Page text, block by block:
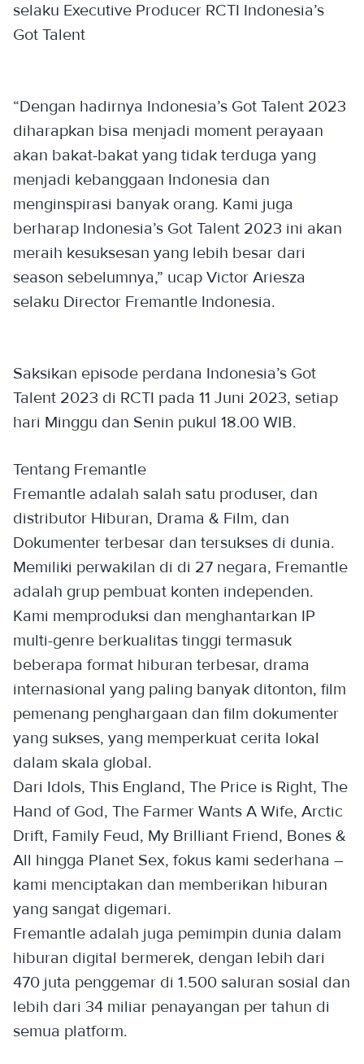
selaku Executive Producer RCTI Indonesia’s
Got Talent
“Dengan hadirnya Indonesia’s Got Talent 2023
diharapkan bisa menjadi moment perayaan
akan bakat-bakat yang tidak terduga yang
menjadi kebanggaan Indonesia dan
menginspirasi banyak orang. Kami juga
berharap Indonesia’s Got Talent 2023 ini akan
meraih kesuksesan yang lebih besar dari
season sebelumnya,” ucap Victor Ariesza
selaku Director Fremantle Indonesia.
Saksikan episode perdana Indonesia’s Got
Talent 2023 di RCTI pada 11 Juni 2023, setiap
hari Minggu dan Senin pukul 18.00 WIB.
Tentang Fremantle
Fremantle adalah salah satu produser, dan
distributor Hiburan, Drama & Film, dan
Dokumenter terbesar dan tersukses di dunia.
Memiliki perwakilan di di 27 negara, Fremantle
adalah grup pembuat konten independen.
Kami memproduksi dan menghantarkan IP
multi-genre berkualitas tinggi termasuk
beberapa format hiburan terbesar, drama
internasional yang paling banyak ditonton, film
pemenang penghargaan dan film dokumenter
yang sukses, yang memperkuat cerita lokal
dalam skala global.
Dari Idols, This England, The Price is Right, The
Hand of God, The Farmer Wants A Wife, Arctic
Drift, Family Feud, My Brilliant Friend, Bones &
All hingga Planet Sex, fokus kami sederhana –
kami menciptakan dan memberikan hiburan
yang sangat digemari.
Fremantle adalah juga pemimpin dunia dalam
hiburan digital bermerek, dengan lebih dari
470 juta penggemar di 1.500 saluran sosial dan
lebih dari 34 miliar penayangan per tahun di
semua platform.